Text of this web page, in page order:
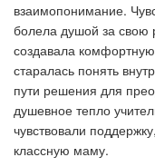
взаимопонимание.
болела душой за свою
создавала
старалась понять
пути решения для
душевное тепло
чувствовали
классную маму.